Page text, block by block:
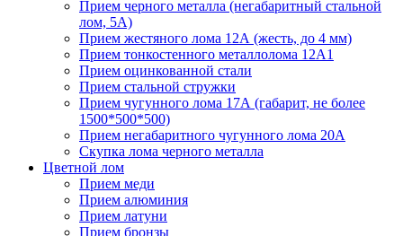
Прием черного металла (негабаритный стальной
лом, 5A)
Прием жестяного лома 12А (жесть, до 4 мм)
Прием тонкостенного металлолома 12А1
Прием оцинкованной стали
Прием стальной стружки
Прием чугунного лома 17А (габарит, не более
1500*500*500)
Прием негабаритного чугунного лома 20А
Скупка лома черного металла
Цветной лом
Прием меди
Прием алюминия
Прием латуни
Прием бронзы